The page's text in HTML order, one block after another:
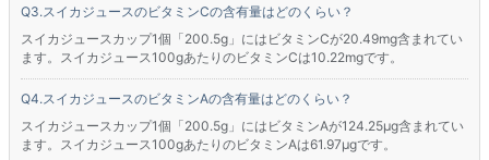
スイカジュースのビタミンCの含有量はどのくらい？
スイカジュースカップ1個「200.5g」にはビタミンCが20.49mg含まれてい
ます。スイカジュース100gあたりのビタミンCは10.22mgです。
スイカジュースのビタミンAの含有量はどのくらい？
スイカジュースカップ1個「200.5g」にはビタミンAが124.25μg含まれてい
ます。スイカジュース100gあたりのビタミンAは61.97μgです。